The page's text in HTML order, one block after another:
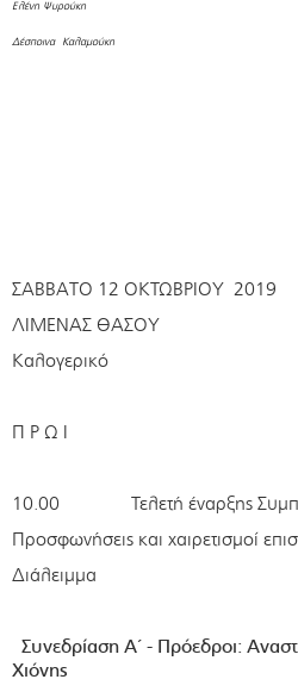
Ελένη Ψυρούκη
Δέσποινα Καλαμούκη
ΣΑΒΒΑΤΟ 12 ΟΚΤΩΒΡΙΟΥ 2019
ΛΙΜΕΝΑΣ ΘΑΣΟΥ
Καλογερικό
Π Ρ Ω Ι
10.00 Τελετή έναρξης
Προσφωνήσεις και χαιρετισμοί
Διάλειμμα
Συνεδρίαση Α΄ - Πρόεδροι:
Χιόνης